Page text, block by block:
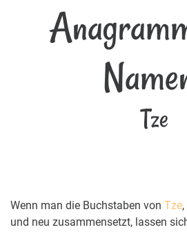
Tze
Wenn man die Buchstaben von Tze
und neu zusammensetzt, lassen